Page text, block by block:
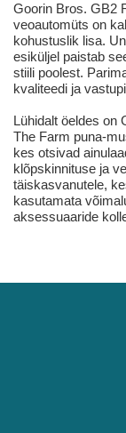
Goorin Bros. GB2
veoautomüts on
kohustuslik lisa.
esiküljel paistab
stiili poolest.
kvaliteedi ja
Lühidalt öeldes on
The Farm puna-
kes otsivad
klõpskinnituse ja
täiskasvanutele,
kasutamata
aksessuaaride